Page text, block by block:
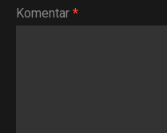
Komentar *